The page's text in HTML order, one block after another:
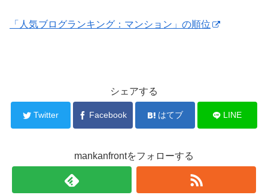
「人気ブログランキング：マンション」の順位
シェアする
Twitter Facebook はてブ LINE
mankanfrontをフォローする